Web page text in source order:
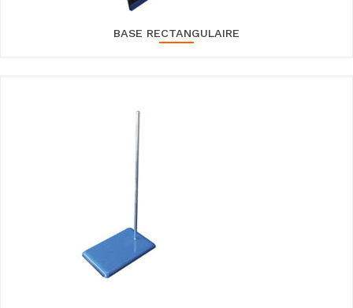
BASE RECTANGULAIRE